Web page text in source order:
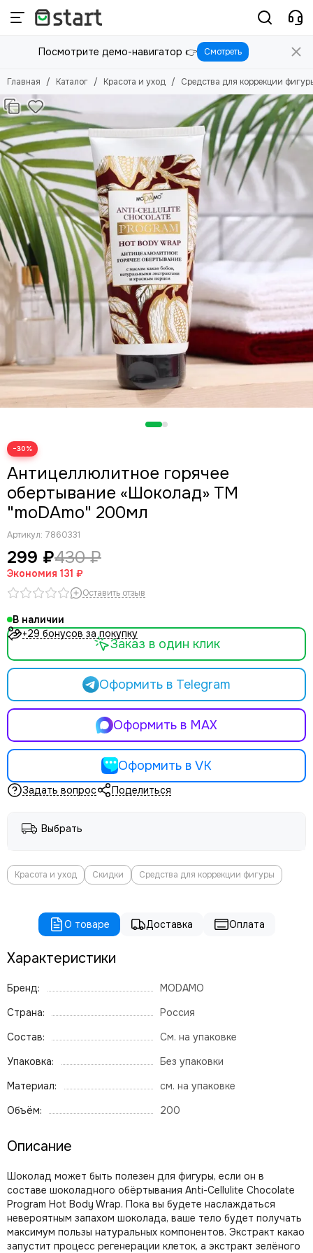
Красота и уход
Смотреть все товары
Уход за лицом
Средства по уходу за телом
Личная гигиена
Макияж
Маникюр и педикюр
Парфюмерия
Косметические приборы
Средства для коррекции фигуры
Для салонов красоты
Посмотрите демо-навигатор 👉 Смотреть
Главная Каталог Красота и уход Средства для коррекции
−30%
Антицеллюлитное горячее
обертывание «Шоколад» ТМ
"moDAmo" 200мл
Артикул: 7860331
299 ₽430 ₽
Экономия 131 ₽
Оставить отзыв
В наличии
+29 бонусов за покупку
Оформить в Telegram
Оформить в MAX
Оформить в VK
Заказ в один клик
Задать вопрос Поделиться
Выбрать
Красота и уход Скидки Средства для коррекции фигуры
О товаре Доставка Оплата
Характеристики
Бренд:
MODAMO
Страна:
Россия
Состав:
См. на упаковке
Упаковка:
Без упаковки
Материал:
см. на упаковке
Объём:
200
Описание
Шоколад может быть полезен для фигуры, если он в
составе шоколадного обёртывания Anti-Cellulite Chocolate
Program Hot Body Wrap. Пока вы будете наслаждаться
невероятным запахом шоколада, ваше тело будет получать
максимум пользы натуральных компонентов. Экстракт какао
запустит процесс регенерации клеток, а экстракт зелёного